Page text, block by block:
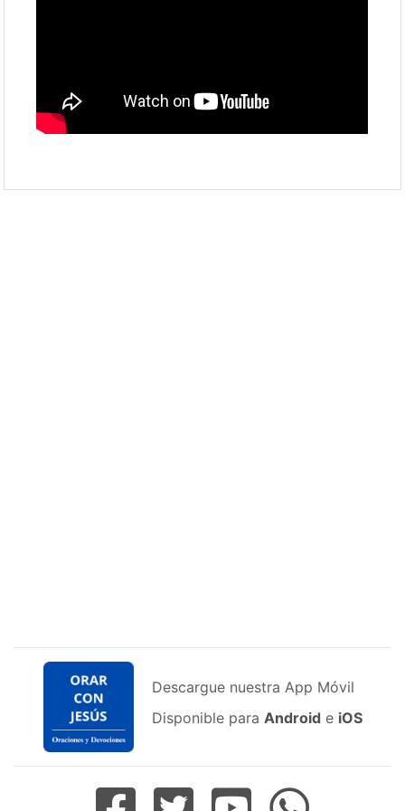
Descargue nuestra App Móvil
Disponible para Android e iOS